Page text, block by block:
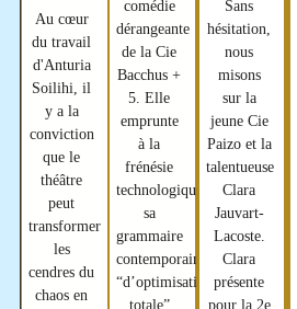
Au cœur
du travail
d'Anturia
Soilihi, il
y a la
conviction
que le
théâtre
peut
transformer
les
cendres du
chaos en
comédie
dérangeante
de laCie
Bacchus +
5 . Elle
emprunte
à la
frénésie
technologique
sa
grammaire
contemporaine
“d’optimisation
totale”
Sans
hésitation,
nous
misons
sur la
jeune Cie
Paizoet la
talentueuse
Clara
Jauvart-
Lacoste.
Clara
présente
pour la 2e